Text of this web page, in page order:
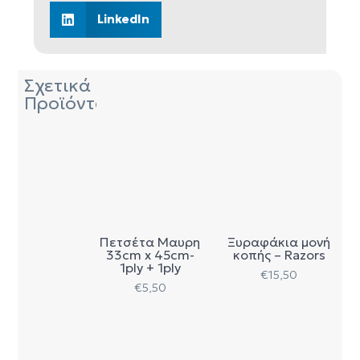
LinkedIn
Σχετικά
Προϊόντα
Πετσέτα Μαυρη
33cm x 45cm-
1ply + 1ply
€5,50
Ξυραφάκια μονή
κοπής – Razors
€15,50